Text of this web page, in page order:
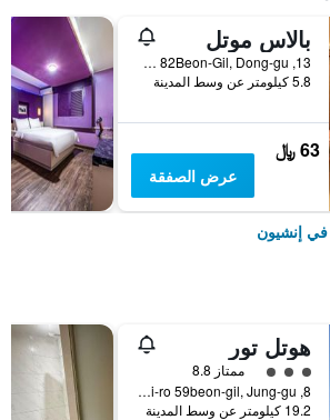
بالاس موتل
13, Songnim-ro 82Beon-Gil, Dong-gu, إنشيون, كوريا الجنوبية
5.8 كيلومتر عن وسط المدينة
63 ﷼
عرض الصفقة
إنشيون
هوتل تور
تقييم فئة 3ممتاز 8.8
8, Huinbawi-ro 59beon-gil, Jung-gu, إنشيون, كوريا الجنوبية
19.2 كيلومتر عن وسط المدينة